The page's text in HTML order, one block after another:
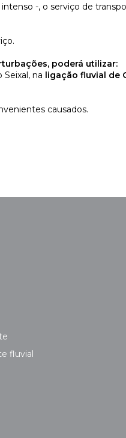
-, o serviço de
poderá utilizar:
na ligação fluvial de
causados.
fluvial